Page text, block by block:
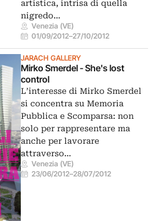
artistica, intrisa di quella
nigredo…
Venezia (VE)
01/09/2012–27/10/2012
JARACH GALLERY
Mirko Smerdel - She's lost
control
L’interesse di Mirko Smerdel
si concentra su Memoria
Pubblica e Scomparsa: non
solo per rappresentare ma
anche per lavorare
attraverso…
Venezia (VE)
23/06/2012–28/07/2012